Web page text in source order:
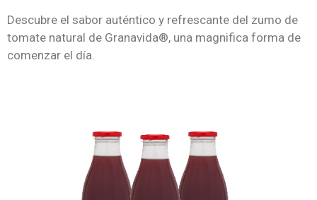
Descubre el sabor auténtico y refrescante del zumo de
tomate natural de Granavida®, una magnifica forma de
comenzar el día.